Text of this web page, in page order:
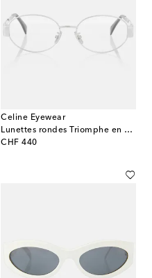
Celine Eyewear
Lunettes rondes Triomphe en métal
CHF 440
original price